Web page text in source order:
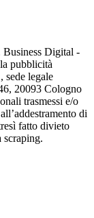
Digital -
pubblicità
legale
20093 Cologno
trasmessi e/o
di
fatto divieto
scraping.